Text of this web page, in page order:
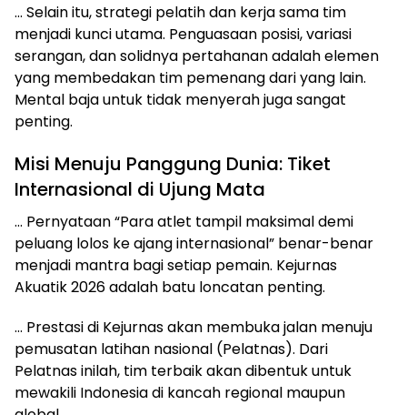
… Selain itu, strategi pelatih dan kerja sama tim
menjadi kunci utama. Penguasaan posisi, variasi
serangan, dan solidnya pertahanan adalah elemen
yang membedakan tim pemenang dari yang lain.
Mental baja untuk tidak menyerah juga sangat
penting.
Misi Menuju Panggung Dunia: Tiket
Internasional di Ujung Mata
… Pernyataan “Para atlet tampil maksimal demi
peluang lolos ke ajang internasional” benar-benar
menjadi mantra bagi setiap pemain. Kejurnas
Akuatik 2026 adalah batu loncatan penting.
… Prestasi di Kejurnas akan membuka jalan menuju
pemusatan latihan nasional (Pelatnas). Dari
Pelatnas inilah, tim terbaik akan dibentuk untuk
mewakili Indonesia di kancah regional maupun